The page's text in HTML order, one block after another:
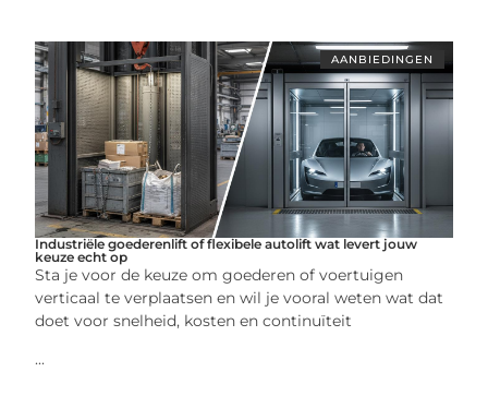
AANBIEDINGEN
Industriële goederenlift of flexibele autolift wat levert jouw
keuze echt op
Sta je voor de keuze om goederen of voertuigen
verticaal te verplaatsen en wil je vooral weten wat dat
doet voor snelheid, kosten en continuïteit
...